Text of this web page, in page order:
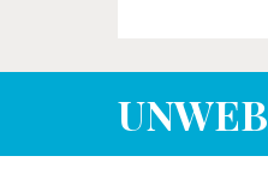
UNWEB